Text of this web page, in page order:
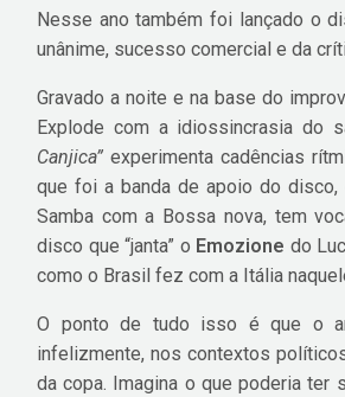
Nesse ano também foi lançado o
unânime, sucesso comercial e da
Gravado a noite e na base do
Explode com a idiossincrasia do
Canjica” experimenta cadências
que foi a banda de apoio do
Samba com a Bossa nova, tem
disco que “janta” o Emozione do
como o Brasil fez com a Itália
O ponto de tudo isso é que o
infelizmente, nos contextos
da copa. Imagina o que poderia ter